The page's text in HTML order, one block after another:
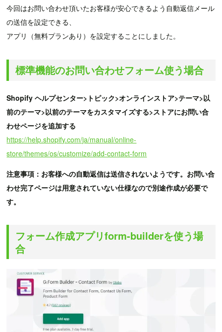
今回はお問い合わせ頂いたお客様が安心できるよう自動返信メール
の送信を設定できる、
アプリ（無料プランあり）を設定することにしました。
標準機能のお問い合わせフォーム使う場合
Shopify ヘルプセンター>トピック>オンラインストア>テーマ>以
前のテーマ>以前のテーマをカスタマイズする>ストアにお問い合
わせページを追加する
https://help.shopify.com/ja/manual/online-
store/themes/os/customize/add-contact-form
注意事項：お客様への自動返信は送信されないようです。お問い合
わせ完了ページは用意されていない仕様なので別途作成が必要で
す。
フォーム作成アプリform-builderを使う場
合